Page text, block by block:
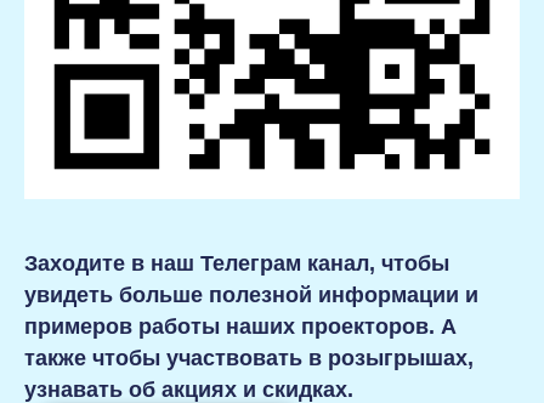
Заходите в наш Телеграм канал, чтобы
увидеть больше полезной информации и
примеров работы наших проекторов. А
также чтобы участвовать в розыгрышах,
узнавать об акциях и скидках.